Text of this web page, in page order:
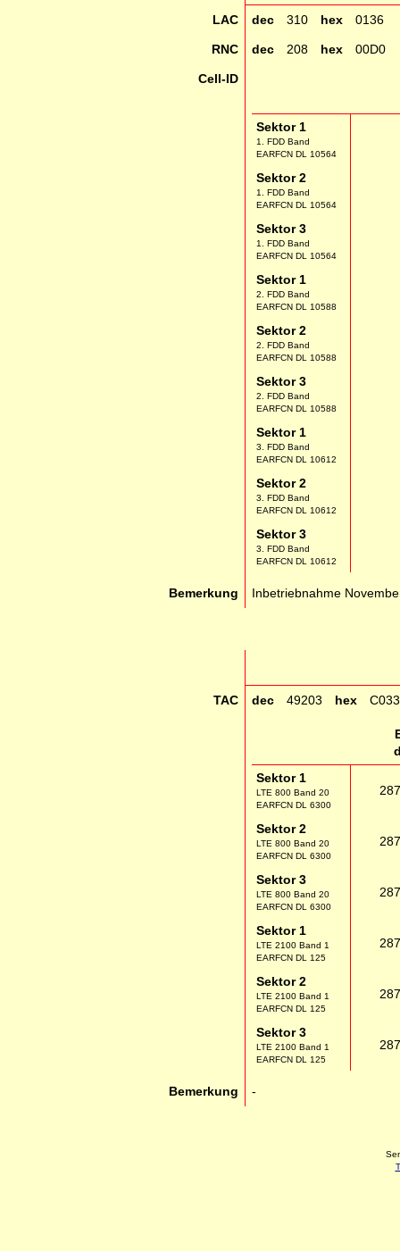
LAC dec 310 hex 0136
RNC dec 208 hex 00D0
Cell-ID
Sektor 1
1. FDD Band
EARFCN DL 10564
Sektor 2
1. FDD Band
EARFCN DL 10564
Sektor 3
1. FDD Band
EARFCN DL 10564
Sektor 1
2. FDD Band
EARFCN DL 10588
Sektor 2
2. FDD Band
EARFCN DL 10588
Sektor 3
2. FDD Band
EARFCN DL 10588
Sektor 1
3. FDD Band
EARFCN DL 10612
Sektor 2
3. FDD Band
EARFCN DL 10612
Sektor 3
3. FDD Band
EARFCN DL 10612
Bemerkung Inbetriebnahme
TAC dec 49203 hex C033
Sektor 1
LTE 800 Band 20
EARFCN DL 6300
Sektor 2
LTE 800 Band 20
EARFCN DL 6300
Sektor 3
LTE 800 Band 20
EARFCN DL 6300
Sektor 1
LTE 2100 Band 1
EARFCN DL 125
Sektor 2
LTE 2100 Band 1
EARFCN DL 125
Sektor 3
LTE 2100 Band 1
EARFCN DL 125
Bemerkung -